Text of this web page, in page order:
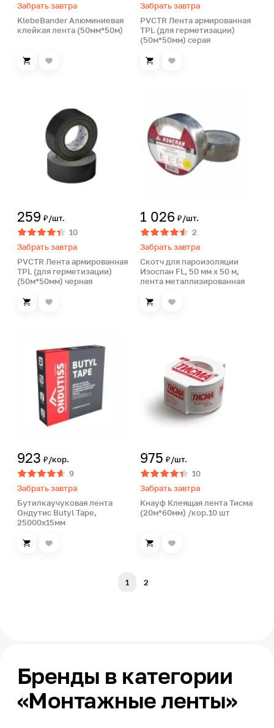
Забрать завтра
KlebeBander Алюминиевая
клейкая лента (50мм*50м)
Забрать завтра
PVCTR Лента армированная
TPL (для герметизации)
(50м*50мм) серая
259 ₽/шт.
10
Забрать завтра
PVCTR Лента армированная
TPL (для герметизации)
(50м*50мм) черная
1 026 ₽/шт.
2
Забрать завтра
Скотч для пароизоляции
Изоспан FL, 50 мм х 50 м,
лента металлизированная
923 ₽/кор.
9
Забрать завтра
Бутилкаучуковая лента
Ондутис Butyl Tape,
25000х15мм
975 ₽/шт.
10
Забрать завтра
Кнауф Клеящая лента Тисма
(20м*60мм) /кор.10 шт
1 2
Бренды в категории
«Монтажные ленты»